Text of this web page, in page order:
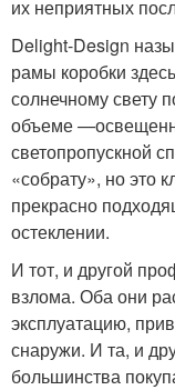
их неприятных
Delight-Design
рамы коробки
солнечному свету
объеме
светопропускной
«собрату», но это
прекрасно
остеклении.
И тот, и другой
взлома. Оба они
эксплуатацию,
снаружи. И та, и
большинства